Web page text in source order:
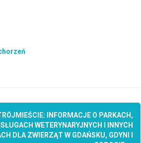
INFORMACJE O PARKACH,
WETERYNARYJNYCH I INNYCH
DLA ZWIERZĄT W GDAŃSKU, GDYNI I